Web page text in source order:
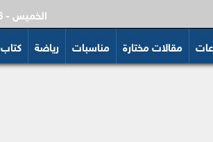
2026-08-06 - الخميس
مقالات مختارة مناسبات رياضة